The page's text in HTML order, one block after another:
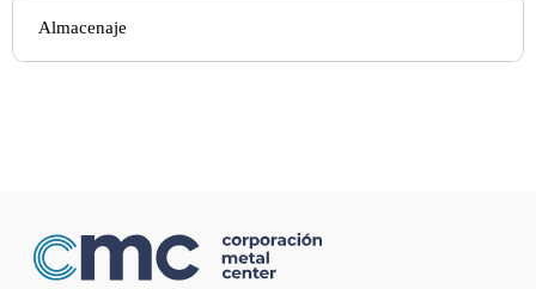
Almacenaje